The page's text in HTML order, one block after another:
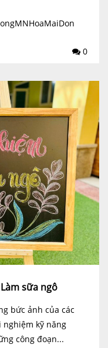
0
sữa ngô
bức ảnh của các
nghiệm kỹ năng
công đoạn...